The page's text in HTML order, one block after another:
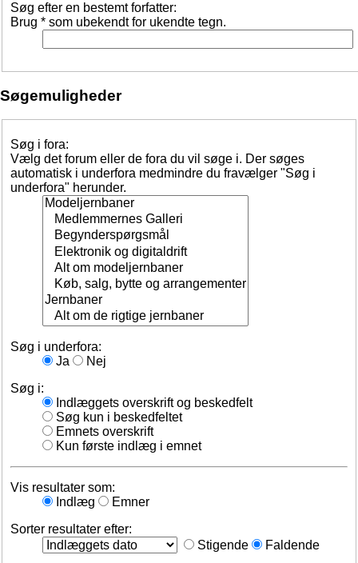
Søg efter en bestemt forfatter:
Brug * som ubekendt for ukendte tegn.
Søgemuligheder
Søg i fora:
Vælg det forum eller de fora du vil søge i. Der søges
automatisk i underfora medmindre du fravælger "Søg i
underfora" herunder.
Søg i underfora:
Ja
Nej
Søg i:
Indlæggets overskrift og beskedfelt
Søg kun i beskedfeltet
Emnets overskrift
Kun første indlæg i emnet
Vis resultater som:
Indlæg
Emner
Sorter resultater efter:
Stigende
Faldende